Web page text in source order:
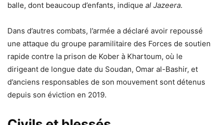
balle, dont beaucoup d’enfants, indique al Jazeera.
Dans d’autres combats, l’armée a déclaré avoir repoussé
une attaque du groupe paramilitaire des Forces de soutien
rapide contre la prison de Kober à Khartoum, où le
dirigeant de longue date du Soudan, Omar al-Bashir, et
d’anciens responsables de son mouvement sont détenus
depuis son éviction en 2019.